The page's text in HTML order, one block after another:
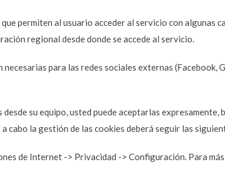
que permiten al usuario acceder al servicio con
regional desde donde se accede al servicio.
necesarias para las redes sociales externas
su equipo, usted puede aceptarlas
cabo la gestión de las cookies deberá seguir las
de Internet -> Privacidad -> Configuración. Para